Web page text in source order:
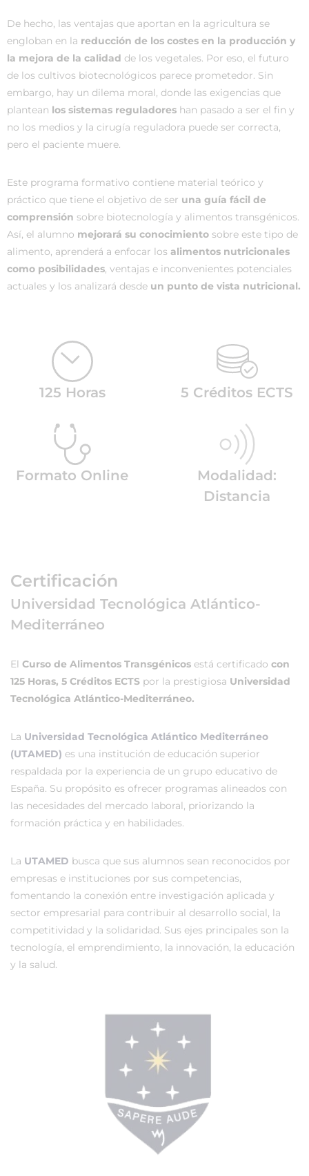
De hecho, las ventajas que aportan en la agricultura se
engloban en la reducción de los costes en la producción y
la mejora de la calidad de los vegetales. Por eso, el futuro
de los cultivos biotecnológicos parece prometedor. Sin
embargo, hay un dilema moral, donde las exigencias que
plantean los sistemas reguladores han pasado a ser el fin y
no los medios y la cirugía reguladora puede ser correcta,
pero el paciente muere.
Este programa formativo contiene material teórico y
práctico que tiene el objetivo de ser una guía fácil de
comprensión sobre biotecnología y alimentos transgénicos.
Así, el alumno mejorará su conocimiento sobre este tipo de
alimento, aprenderá a enfocar los alimentos nutricionales
como posibilidades, ventajas e inconvenientes potenciales
actuales y los analizará desde un punto de vista nutricional.
125 Horas 5 Créditos ECTS
Formato Online
Modalidad:
Distancia
Certificación
Universidad Tecnológica Atlántico-
Mediterráneo
El Curso de Alimentos Transgénicos está certificado con
125 Horas, 5 Créditos ECTS por la prestigiosa Universidad
Tecnológica Atlántico-Mediterráneo.
La Universidad Tecnológica Atlántico Mediterráneo
(UTAMED) es una institución de educación superior
respaldada por la experiencia de un grupo educativo de
España. Su propósito es ofrecer programas alineados con
las necesidades del mercado laboral, priorizando la
formación práctica y en habilidades.
La UTAMED busca que sus alumnos sean reconocidos por
empresas e instituciones por sus competencias,
fomentando la conexión entre investigación aplicada y
sector empresarial para contribuir al desarrollo social, la
competitividad y la solidaridad. Sus ejes principales son la
tecnología, el emprendimiento, la innovación, la educación
y la salud.